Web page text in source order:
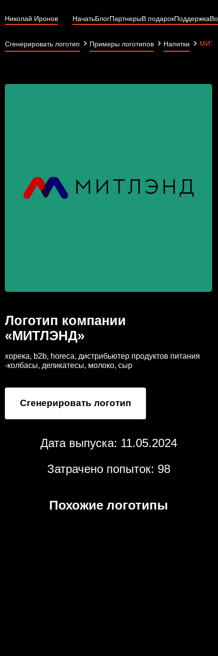
Николай Иронов НачатьБлогПартнерыВ подарокПоддержка
Сгенерировать логотип Примеры логотипов Напитки
Логотип компании
«МИТЛЭНД»
хорека, b2b, horeca, дистрибьютер продуктов питания
-колбасы, деликатесы, молоко, сыр
Сгенерировать логотип
Дата выпуска: 11.05.2024
Затрачено попыток: 98
Похожие логотипы